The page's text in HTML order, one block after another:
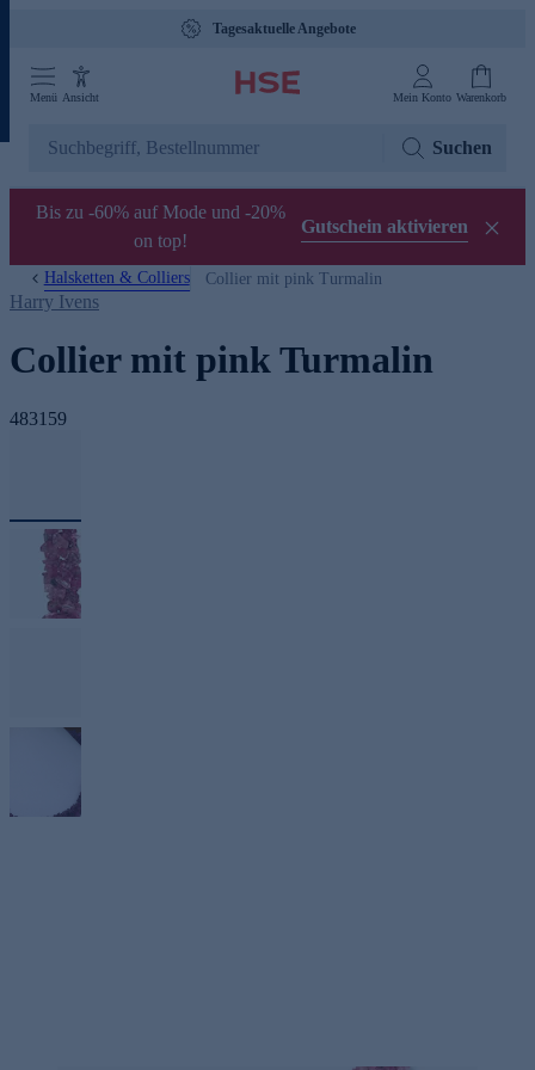
Tagesaktuelle Angebote
Menü Ansicht Mein Konto Warenkorb
Suchen
Bis zu -60% auf Mode und -20%
on top!
Gutschein aktivieren
Halsketten & Colliers Collier mit pink Turmalin
Harry Ivens
Collier mit pink Turmalin
483159